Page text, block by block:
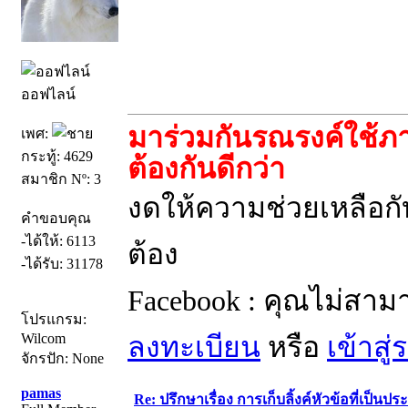
ออฟไลน์
เพศ:
กระทู้: 4629
สมาชิก Nº: 3
คำขอบคุณ
-ได้ให้: 6113
-ได้รับ: 31178
โปรแกรม:
Wilcom
จักรปัก: None
มาร่วมกันรณรงค์ใช้ภ
ต้องกันดีกว่า
งดให้ความช่วยเหลือ
ต้อง
Facebook : คุณไม่สา
ลงทะเบียน หรือ เข้าสู่
pamas
Re: ปรึกษาเรื่อง การเก็บลิ้งค์หัวข้อที่เป็นป